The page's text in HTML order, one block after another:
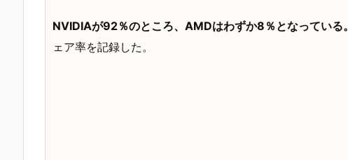
NVIDIAが92％のところ、AMDはわずか8％となっている。
ェア率を記録した。